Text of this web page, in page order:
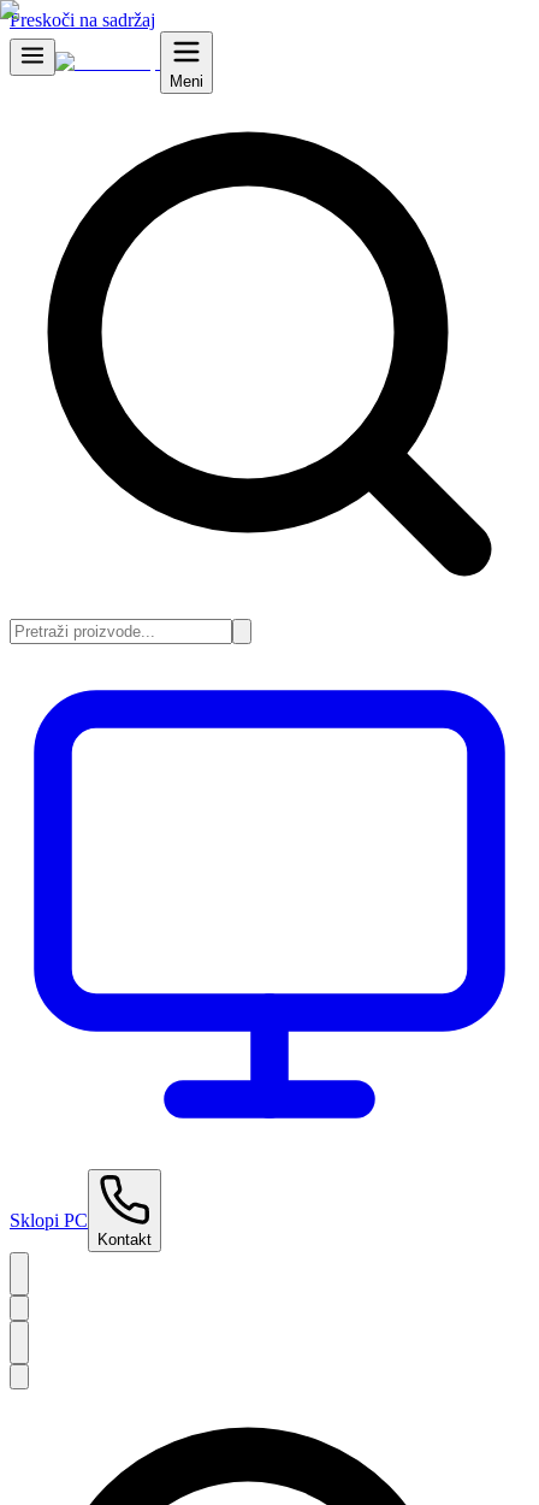
Preskoči na sadržaj
Meni
Sklopi PC
Kontakt